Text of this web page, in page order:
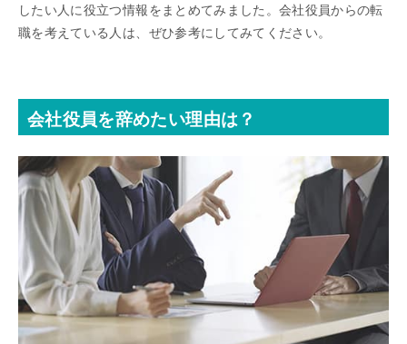
したい人に役立つ情報をまとめてみました。会社役員からの転
職を考えている人は、ぜひ参考にしてみてください。
会社役員を辞めたい理由は？